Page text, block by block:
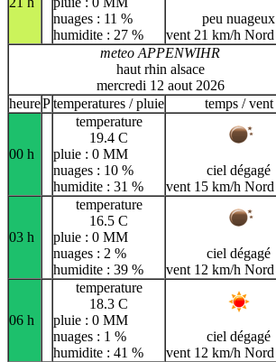
nuages : 11 %
humidite : 27 %
peu nuageux
vent 21 km/h Nord
meteo APPENWIHR
haut rhin alsace
mercredi 12 aout 2026
heurePtemperatures / pluie temps / vent
00 h
temperature
19.4 C
pluie : 0 MM
nuages : 10 %
humidite : 31 %
ciel dégagé
vent 15 km/h Nord
03 h
temperature
16.5 C
pluie : 0 MM
nuages : 2 %
humidite : 39 %
ciel dégagé
vent 12 km/h Nord
06 h
temperature
18.3 C
pluie : 0 MM
nuages : 1 %
humidite : 41 %
ciel dégagé
vent 12 km/h Nord